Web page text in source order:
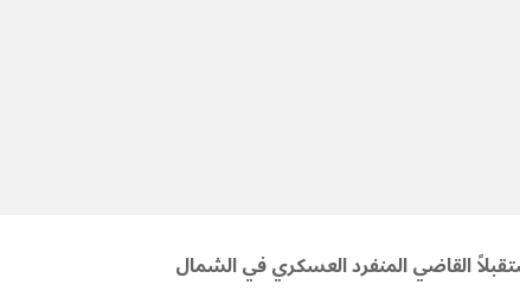
القاضي المنفرد العسكري في الشمال